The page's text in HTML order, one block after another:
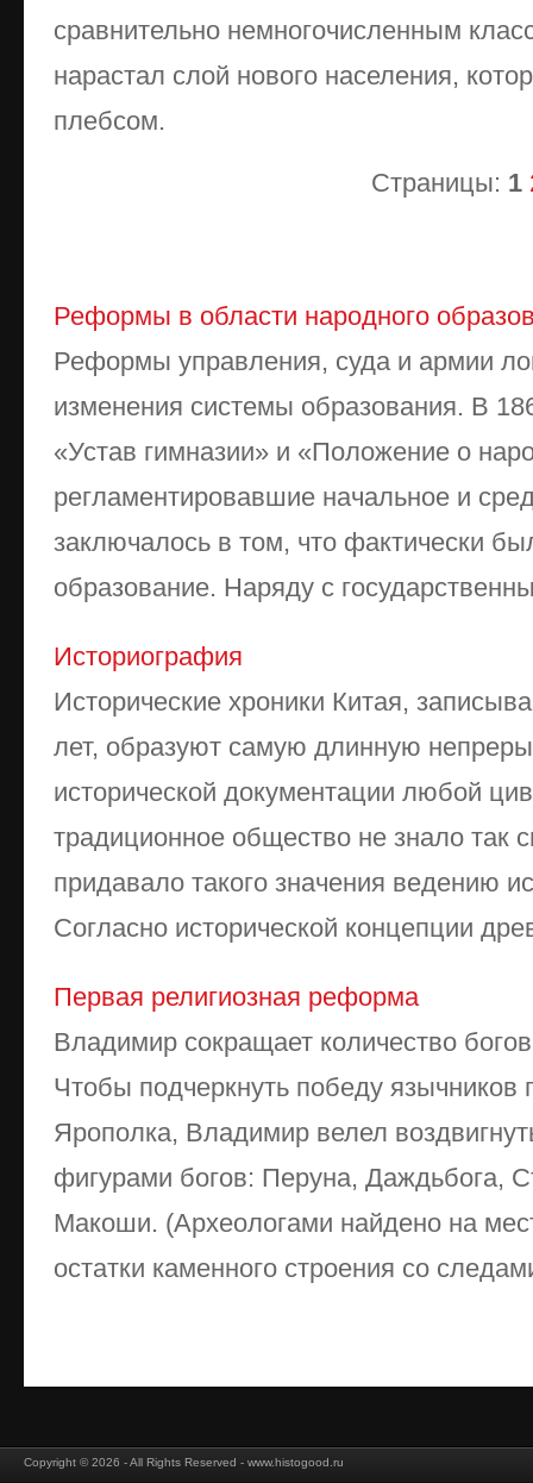
сравнительно немногочисленным
нарастал слой нового населения,
плебсом.
Страницы: 1
Реформы в области народного
Реформы управления, суда и армии
изменения системы образования. В
«Устав гимназии» и «Положение о
регламентировавшие начальное и
заключалось в том, что фактически
образование. Наряду с
Историография
Исторические хроники Китая,
лет, образуют самую длинную
исторической документации любой
традиционное общество не знало так
придавало такого значения ведению
Согласно исторической концепции
Первая религиозная реформа
Владимир сокращает количество
Чтобы подчеркнуть победу язычников
Ярополка, Владимир велел
фигурами богов: Перуна, Даждьбога,
Макоши. (Археологами найдено на
остатки каменного строения со
Copyright © 2026 - All Rights Reserved - www.histogood.ru